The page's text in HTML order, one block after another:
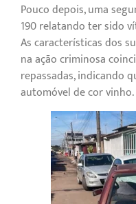
Pouco depois, uma
190 relatando ter sido
As características dos
na ação criminosa
repassadas, indicando
automóvel de cor vinho.